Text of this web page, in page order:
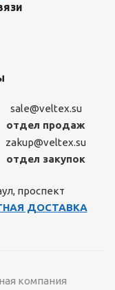
sale@veltex.su
отдел продаж
zakup@veltex.su
отдел закупок
проспект
ДОСТАВКА
компания